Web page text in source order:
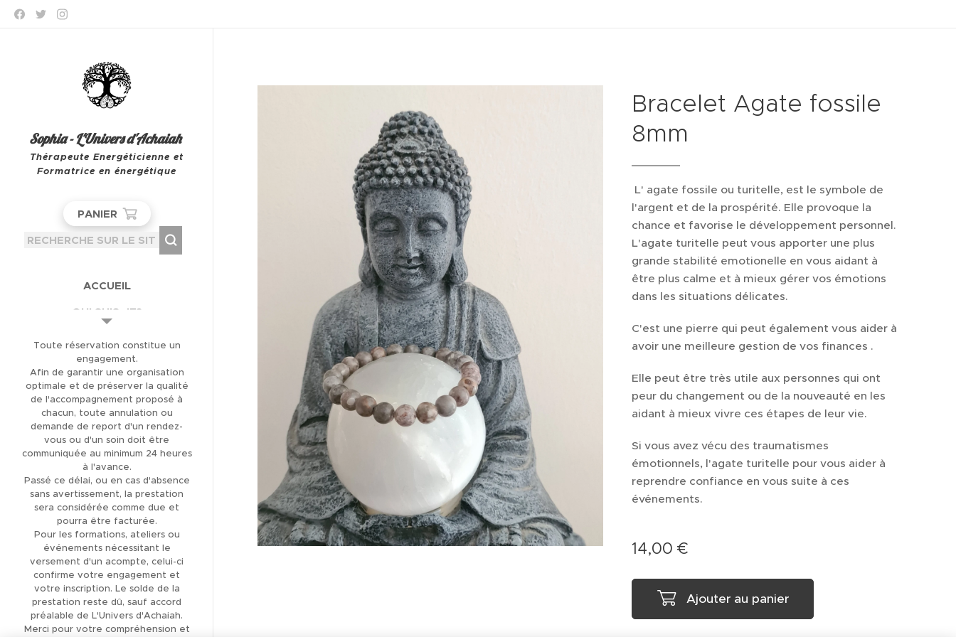
Sophia - L'Univers d'Achaiah
Thérapeute Energéticienne et
Formatrice en énergétique
PANIER
ACCUEIL
QUI SUIS-JE?
AVIS CLIENTS 5,0 *****
(137)
THÉRAPIE ET SOIN
ÉNERGÉTIQUE
LIBÉRATION DES
MÉMOIRES KARMIQUES
LIBÉRATION DES
MÉMOIRES
TRANSGÉNÉRATIONNELLES
FORMATION
MAGNÉTISME ET SOINS
ÉNERGÉTIQUES
FORMATION
CANALISATION
BOUTIQUE EN LIGNE
Bracelet Agate fossile
8mm
L' agate fossile ou turitelle, est le symbole de
l'argent et de la prospérité. Elle provoque la
chance et favorise le développement personnel.
L'agate turitelle peut vous apporter une plus
grande stabilité emotionelle en vous aidant à
être plus calme et à mieux gérer vos émotions
dans les situations délicates.
C'est une pierre qui peut également vous aider à
avoir une meilleure gestion de vos finances .
Elle peut être très utile aux personnes qui ont
peur du changement ou de la nouveauté en les
aidant à mieux vivre ces étapes de leur vie.
Si vous avez vécu des traumatismes
émotionnels, l'agate turitelle pour vous aider à
reprendre confiance en vous suite à ces
événements.
14,00 €
Ajouter au panier
Toute réservation constitue un
engagement.
Afin de garantir une organisation
optimale et de préserver la qualité
de l'accompagnement proposé à
chacun, toute annulation ou
demande de report d'un rendez-
vous ou d'un soin doit être
communiquée au minimum 24 heures
à l'avance.
Passé ce délai, ou en cas d'absence
sans avertissement, la prestation
sera considérée comme due et
pourra être facturée.
Pour les formations, ateliers ou
événements nécessitant le
versement d'un acompte, celui-ci
confirme votre engagement et
votre inscription. Le solde de la
prestation reste dû, sauf accord
préalable de L'Univers d'Achaiah.
Merci pour votre compréhension et